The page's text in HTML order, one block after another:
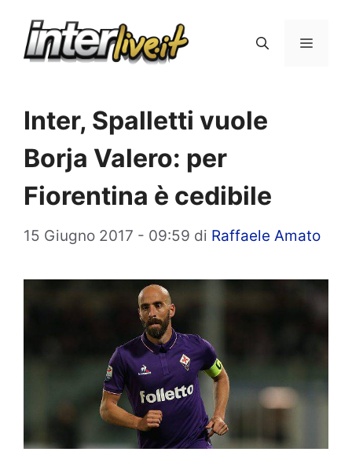
Menu
Inter, Spalletti vuole
Borja Valero: per
Fiorentina è cedibile
15 Giugno 2017 - 09:59 di Raffaele Amato